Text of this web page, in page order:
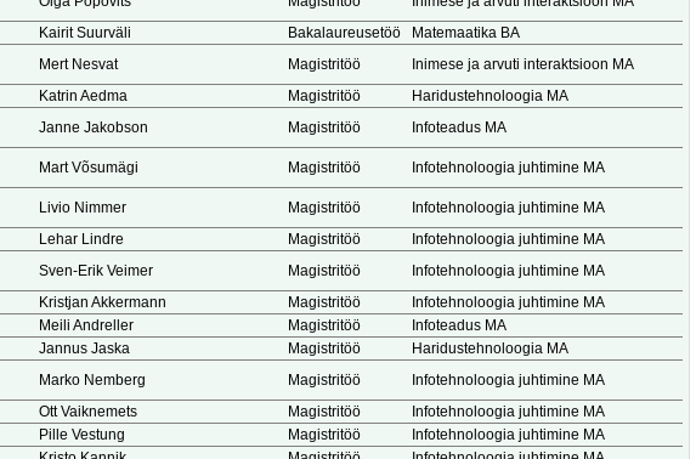
Kairit Suurväli Bakalaureusetöö
Matemaatika BA
Mert Nesvat Magistritöö
Inimese ja arvuti interaktsioon MA
Katrin Aedma Magistritöö
Haridustehnoloogia MA
Janne Jakobson Magistritöö
Infoteadus MA
Mart Võsumägi Magistritöö
Infotehnoloogia juhtimine MA
Livio Nimmer Magistritöö
Infotehnoloogia juhtimine MA
Lehar Lindre Magistritöö
Infotehnoloogia juhtimine MA
Sven-Erik Veimer Magistritöö
Infotehnoloogia juhtimine MA
Kristjan Akkermann Magistritöö
Infotehnoloogia juhtimine MA
Meili Andreller Magistritöö
Infoteadus MA
Jannus Jaska Magistritöö
Haridustehnoloogia MA
Marko Nemberg Magistritöö
Infotehnoloogia juhtimine MA
Ott Vaiknemets Magistritöö
Infotehnoloogia juhtimine MA
Pille Vestung Magistritöö
Infotehnoloogia juhtimine MA